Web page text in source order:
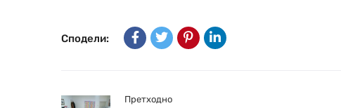
Сподели:
Претходно